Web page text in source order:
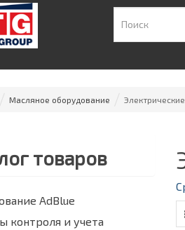
Масляное оборудование
товаров
AdBlue
контроля и учета